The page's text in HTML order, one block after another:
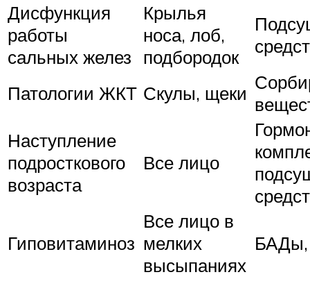
Дисфункция
работы
сальных желез
Крылья
носа, лоб,
подбородок
Патологии ЖКТ Скулы, щеки
Наступление
подросткового
возраста
Все лицо
Гиповитаминоз
Все лицо в
мелких
высыпаниях
БАДы,